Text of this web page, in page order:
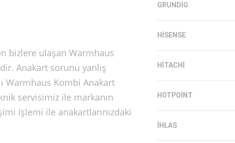
bizlere ulaşan Warmhaus
Anakart sorunu yanlış
Warmhaus Kombi Anakart
servisimiz ile markanın
işlemi ile anakartlarınızdaki
GRUNDIG
HISENSE
HITACHI
HOTPOINT
IHLAS